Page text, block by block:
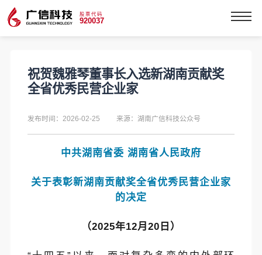
股票代码
920037
祝贺魏雅琴董事长入选新湖南贡献奖
全省优秀民营企业家
发布时间：2026-02-25 来源：湖南广信科技公众号
中共湖南省委 湖南省人民政府
关于表彰新湖南贡献奖全省优秀民营企业家
的决定
（2025年12月20日）